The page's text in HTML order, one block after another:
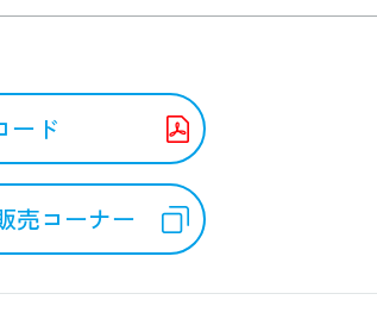
ード
売コーナー